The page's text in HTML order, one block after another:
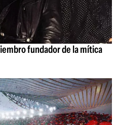
fundador de la mítica